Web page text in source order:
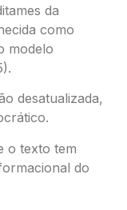
da
como
modelo
desatualizada,
o texto tem
do